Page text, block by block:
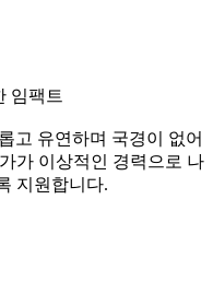
고 유연하며 국경이 없어
가 이상적인 경력으로 나
지원합니다.